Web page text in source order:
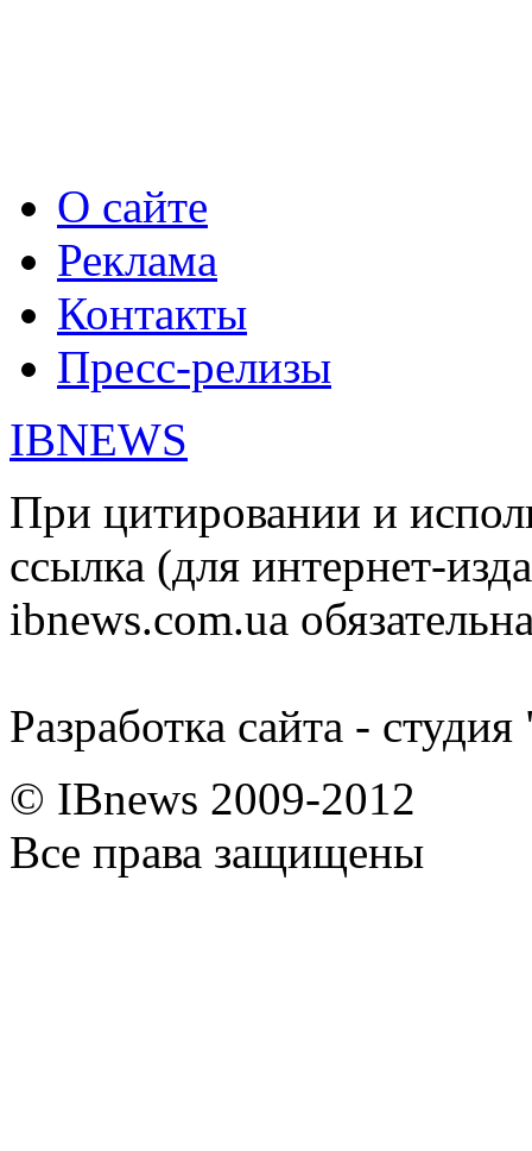
О сайте
Реклама
Контакты
Пресс-релизы
IBNEWS
При цитировании и
ссылка (для интернет-
ibnews.com.ua
Разработка сайта -
© IBnews 2009-2012
Все права защищены